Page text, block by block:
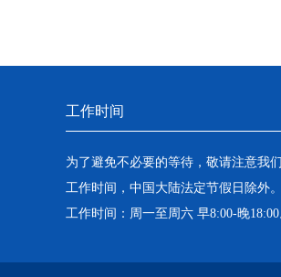
工作时间
为了避免不必要的等待，敬请注意我
工作时间，中国大陆法定节假日除外。
工作时间：周一至周六 早8:00-晚